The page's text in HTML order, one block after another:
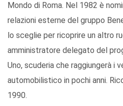
Mondo di Roma. Nel 1982 è
relazioni esterne del gruppo
lo sceglie per ricoprire un altro
amministratore delegato del
Uno, scuderia che raggiungerà i
automobilistico in pochi anni.
1990.